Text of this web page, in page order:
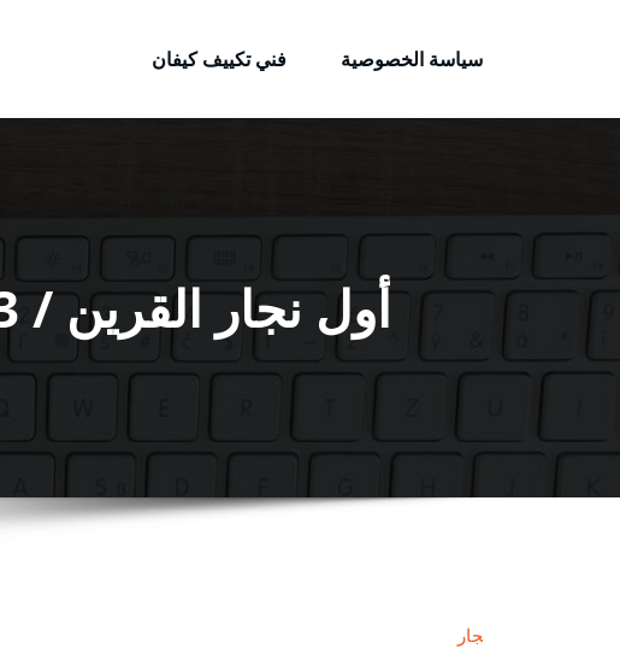
سياسة الخصوصية
فني تكييف كيفان
أول نجار القرين / 65523233 / معلم نجار شاطر ورخيص
نجار